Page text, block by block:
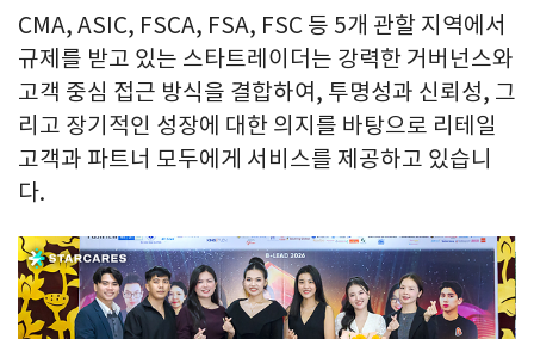
CMA, ASIC, FSCA, FSA, FSC 등 5개 관할 지역에서
규제를 받고 있는 스타트레이더는 강력한 거버넌스와
고객 중심 접근 방식을 결합하여, 투명성과 신뢰성, 그
리고 장기적인 성장에 대한 의지를 바탕으로 리테일
고객과 파트너 모두에게 서비스를 제공하고 있습니
다.